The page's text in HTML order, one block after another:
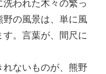
われた木々の繁っ
の風景は、単に風
。言葉が、間尺に
ないものが、熊野